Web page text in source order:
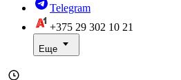
Telegram
+375 29 302 10 21
Еще